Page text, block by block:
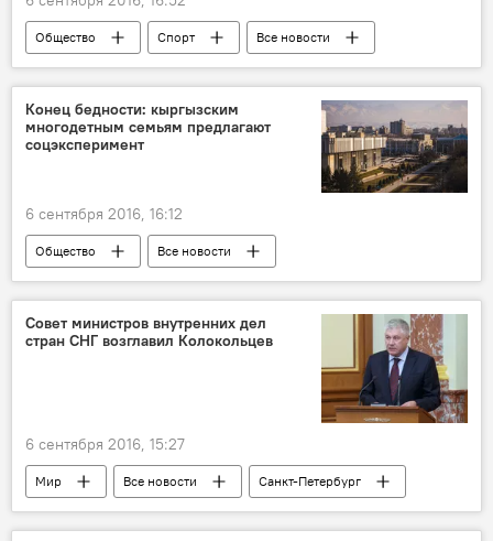
Общество Спорт
Все новости
Кыргызстан
Центральная Азия
Конец бедности: кыргызским
многодетным семьям предлагают
соцэксперимент
6 сентября 2016, 16:12
Общество
Все новости
Кыргызстан
Центральная Азия
Совет министров внутренних дел
стран СНГ возглавил Колокольцев
6 сентября 2016, 15:27
Мир Все новости
Санкт-Петербург
СНГ